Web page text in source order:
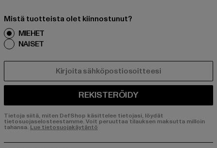
Mistä tuotteista olet kiinnostunut?
MIEHET
NAISET
REKISTERÖIDY
Tietoja siitä, miten DefShop käsittelee tietojasi, löydät
tietosuojaselosteestamme. Voit peruuttaa tilauksen maksutta milloin
tahansa. Lue tietosuojakäytäntö